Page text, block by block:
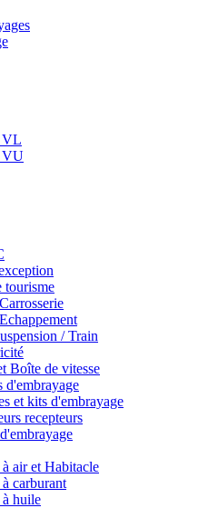
VL
VU
tourisme
/ Train
Boîte de vitesse
d'embrayage
et kits d'embrayage
recepteurs
air et Habitacle
carburant
huile